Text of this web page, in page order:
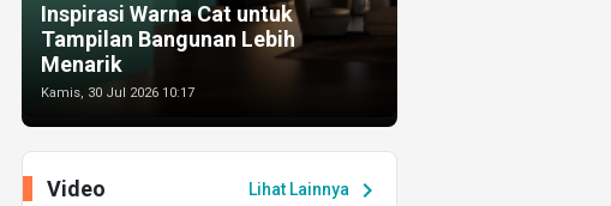
Inspirasi Warna Cat untuk
Tampilan Bangunan Lebih
Menarik
Kamis, 30 Jul 2026 10:17
Lihat Lainnya chevron_right
Video